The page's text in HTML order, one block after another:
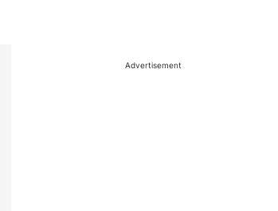
Advertisement